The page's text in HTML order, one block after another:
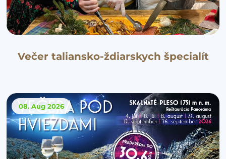
Večer taliansko-ždiarskych špecialít
08. Aug 2026